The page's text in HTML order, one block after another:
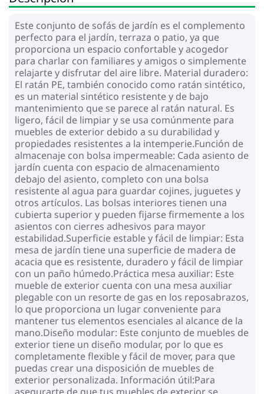
Este conjunto de sofás de jardín es el complemento
perfecto para el jardín, terraza o patio, ya que
proporciona un espacio confortable y acogedor
para charlar con familiares y amigos o simplemente
relajarte y disfrutar del aire libre. Material duradero:
El ratán PE, también conocido como ratán sintético,
es un material sintético resistente y de bajo
mantenimiento que se parece al ratán natural. Es
ligero, fácil de limpiar y se usa comúnmente para
muebles de exterior debido a su durabilidad y
propiedades resistentes a la intemperie.Función de
almacenaje con bolsa impermeable: Cada asiento de
jardín cuenta con espacio de almacenamiento
debajo del asiento, completo con una bolsa
resistente al agua para guardar cojines, juguetes y
otros artículos. Las bolsas interiores tienen una
cubierta superior y pueden fijarse firmemente a los
asientos con cierres adhesivos para mayor
estabilidad.Superficie estable y fácil de limpiar: Esta
mesa de jardín tiene una superficie de madera de
acacia que es resistente, duradero y fácil de limpiar
con un paño húmedo.Práctica mesa auxiliar: Este
mueble de exterior cuenta con una mesa auxiliar
plegable con un resorte de gas en los reposabrazos,
lo que proporciona un lugar conveniente para
mantener tus elementos esenciales al alcance de la
mano.Diseño modular: Este conjunto de muebles de
exterior tiene un diseño modular, por lo que es
completamente flexible y fácil de mover, para que
puedas crear una disposición de muebles de
exterior personalizada. Información útil:Para